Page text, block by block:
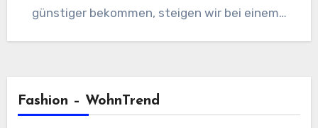
günstiger bekommen, steigen wir bei einem…
Fashion – WohnTrend